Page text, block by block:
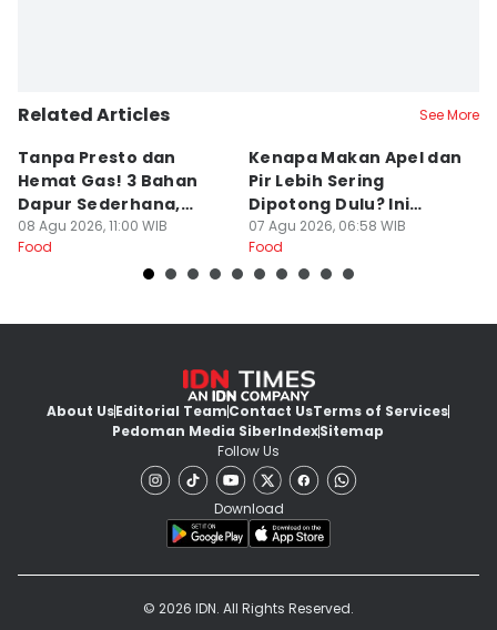
Related Articles See More
Tanpa Presto dan
Hemat Gas! 3 Bahan
Dapur Sederhana,
Daging Sapi Empuk
Dalam 15 Menit
08 Agu 2026, 11:00 WIB
Food
Kenapa Makan Apel dan
Pir Lebih Sering
Dipotong Dulu? Ini
Alasannya
07 Agu 2026, 06:58 WIB
Food
About UsEditorial TeamContact UsTerms of Services
Pedoman Media SiberIndexSitemap
Follow Us
Download
© 2026 IDN. All Rights Reserved.